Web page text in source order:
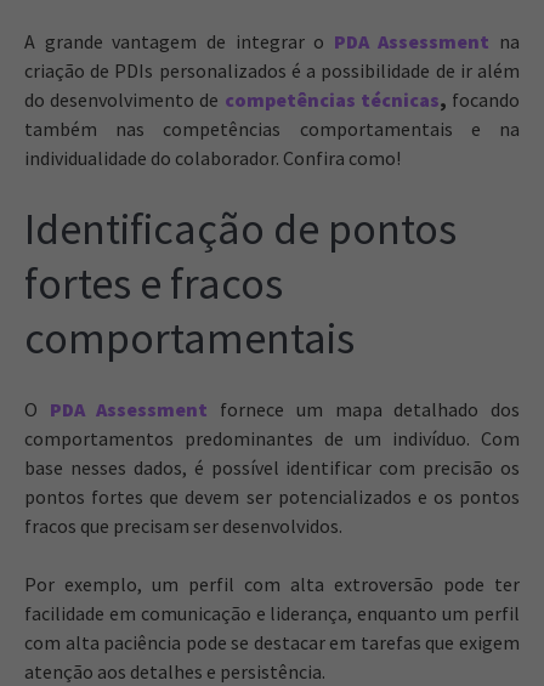
A grande vantagem de integrar o PDA Assessment na
criação de PDIs personalizados é a possibilidade de ir além
do desenvolvimento de competências técnicas, focando
também nas competências comportamentais e na
individualidade do colaborador. Confira como!
Identificação de pontos
fortes e fracos
comportamentais
O PDA Assessment fornece um mapa detalhado dos
comportamentos predominantes de um indivíduo. Com
base nesses dados, é possível identificar com precisão os
pontos fortes que devem ser potencializados e os pontos
fracos que precisam ser desenvolvidos.
Por exemplo, um perfil com alta extroversão pode ter
facilidade em comunicação e liderança, enquanto um perfil
com alta paciência pode se destacar em tarefas que exigem
atenção aos detalhes e persistência.